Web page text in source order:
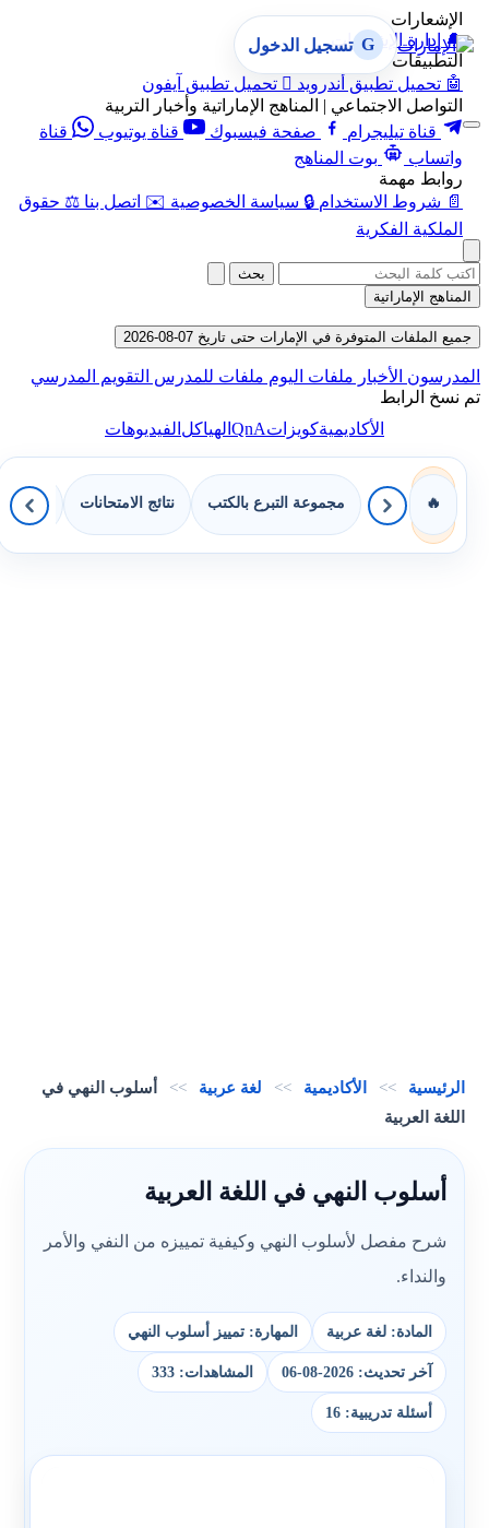
الإشعارات
🔔 إدارة الإشعارات
التطبيقات
🤖 تحميل تطبيق أندرويد  تحميل تطبيق آيفون
التواصل الاجتماعي | المناهج الإماراتية وأخبار التربية
قناة تيليجرام
صفحة فيسبوك قناة يوتيوب
قناة
واتساب
بوت المناهج
روابط مهمة
📄 شروط الاستخدام 🔒 سياسة الخصوصية ✉️ اتصل بنا ⚖️ حقوق
الملكية الفكرية
G تسجيل الدخول
بحث
المناهج الإماراتية
جميع الملفات المتوفرة في الإمارات حتى تاريخ 07-08-2026
المدرسون الأخبار ملفات اليوم ملفات للمدرس التقويم المدرسي
تم نسخ الرابط
الأكاديميةكويزاتQnAالهياكلالفيديوهات
🔥 مجموعة التبرع بالكتب نتائج الامتحانات
الرئيسية >> الأكاديمية >> لغة عربية >>
أسلوب النهي في
اللغة العربية
أسلوب النهي في اللغة العربية
شرح مفصل لأسلوب النهي وكيفية تمييزه من النفي والأمر
والنداء.
المادة: لغة عربية المهارة: تمييز أسلوب النهي
آخر تحديث: 2026-08-06 المشاهدات: 333
أسئلة تدريبية: 16